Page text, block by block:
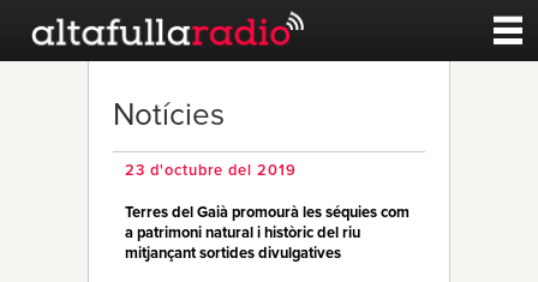
Esports
Notícies
23 d'octubre del 2019
Terres del Gaià promourà les séquies com
a patrimoni natural i històric del riu
mitjançant sortides divulgatives